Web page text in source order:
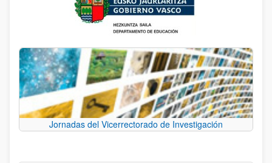
Jornadas del Vicerrectorado de Investigación